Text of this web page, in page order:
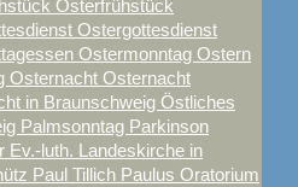
Osterfrühstück
Ostergottesdienst
Ostermonntag Ostern
Osternacht Osternacht
in Braunschweig Östliches
Palmsonntag Parkinson
Ev.-luth. Landeskirche in
Paul Tillich Paulus Oratorium